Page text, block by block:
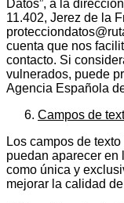
Datos”, a la
11.402, Jerez de la
cuenta que nos
contacto. Si
vulnerados, puede
Agencia Española
Campos de
Los campos de
puedan aparecer en
como única y
mejorar la calidad